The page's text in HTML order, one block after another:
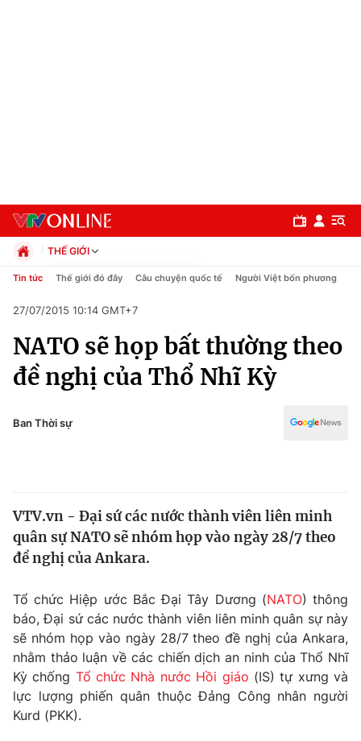
Chuyên mục
Chính trị
Thế giới
Thế giới đó đây
Câu chuyện quốc tế
Kinh tế
Tài chính
Thị trường
Góc doanh nghiệp
Dữ liệu và đời sống
Truyền hình
Phim VTV
THẾ GIỚI
Chính trị
Pháp luật
Kinh tế
Thể thao
Truyền hình
Y tế
Tin tức Thế giới đó đây Câu chuyện quốc tế Người Việt bốn phương
27/07/2015 10:14 GMT+7
NATO sẽ họp bất thường theo
đề nghị của Thổ Nhĩ Kỳ
Ban Thời sự
VTV.vn - Đại sứ các nước thành viên liên minh
quân sự NATO sẽ nhóm họp vào ngày 28/7 theo
đề nghị của Ankara.
Tổ chức Hiệp ước Bắc Đại Tây Dương (NATO) thông
báo, Đại sứ các nước thành viên liên minh quân sự này
sẽ nhóm họp vào ngày 28/7 theo đề nghị của Ankara,
nhằm thảo luận về các chiến dịch an ninh của Thổ Nhĩ
Kỳ chống Tổ chức Nhà nước Hồi giáo (IS) tự xưng và
lực lượng phiến quân thuộc Đảng Công nhân người
Kurd (PKK).